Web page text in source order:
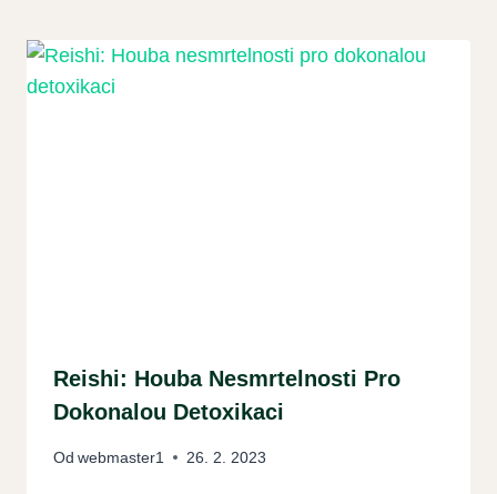
Reishi: Houba Nesmrtelnosti Pro
Dokonalou Detoxikaci
Od webmaster1 26. 2. 2023